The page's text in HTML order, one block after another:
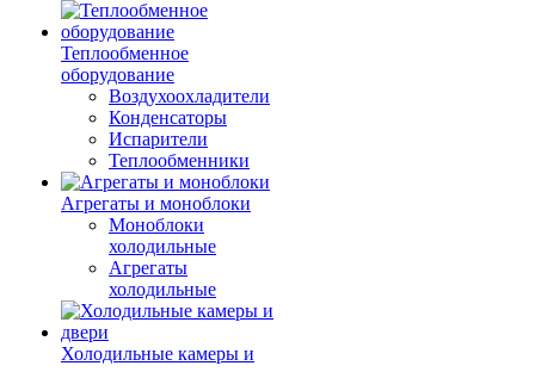
Теплообменное
оборудование
Воздухоохладители
Конденсаторы
Испарители
Теплообменники
Агрегаты и моноблоки
Моноблоки
холодильные
Агрегаты
холодильные
Холодильные камеры и